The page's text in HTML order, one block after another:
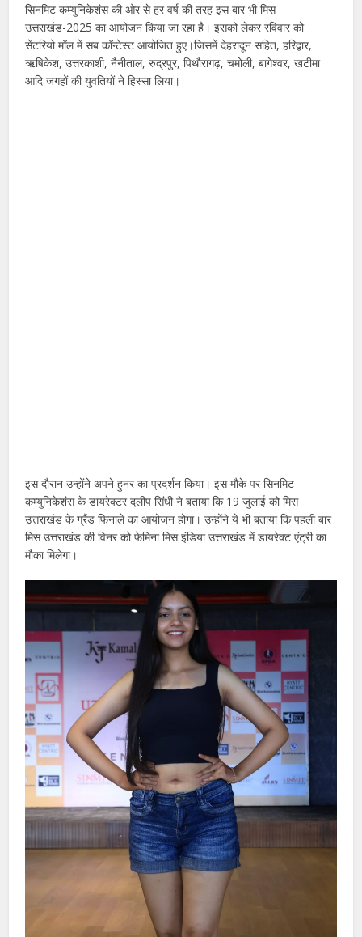
सिनमिट कम्युनिकेशंस की ओर से हर वर्ष की तरह इस बार भी मिस
उत्तराखंड-2025 का आयोजन किया जा रहा है। इसको लेकर रविवार को
सेंटरियो मॉल में सब कॉन्टेस्ट आयोजित हुए।जिसमें देहरादून सहित, हरिद्वार,
ऋषिकेश, उत्तरकाशी, नैनीताल, रुद्रपुर, पिथौरागढ़, चमोली, बागेश्वर, खटीमा
आदि जगहों की युवतियों ने हिस्सा लिया।
इस दौरान उन्होंने अपने हुनर का प्रदर्शन किया। इस मौके पर सिनमिट
कम्युनिकेशंस के डायरेक्टर दलीप सिंधी ने बताया कि 19 जुलाई को मिस
उत्तराखंड के ग्रैंड फिनाले का आयोजन होगा। उन्होंने ये भी बताया कि पहली बार
मिस उत्तराखंड की विनर को फेमिना मिस इंडिया उत्तराखंड में डायरेक्ट एंट्री का
मौका मिलेगा।